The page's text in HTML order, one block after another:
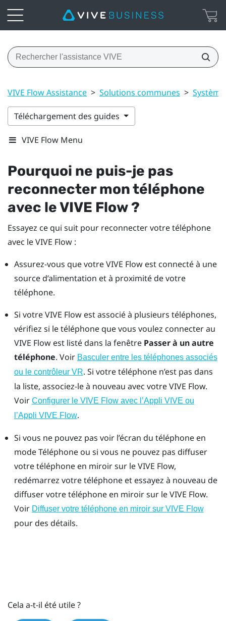
VIVE Flow Assistance > Solutions communes > Système
Téléchargement des guides
VIVE Flow Menu
Pourquoi ne puis-je pas
reconnecter mon téléphone
avec leVIVE Flow?
Essayez ce qui suit pour reconnecter votre téléphone
avec leVIVE Flow :
Assurez-vous que votreVIVE Flowest connecté à une
source d’alimentation et à proximité de votre
téléphone.
Si votreVIVE Flowest associé à plusieurs téléphones,
vérifiez si le téléphone que vous voulez connecter au
VIVE Flowest listé dans la fenêtre Passer à un autre
téléphone. Voir Basculer entre les téléphones associés
ou le contrôleur VR. Si votre téléphone n’est pas dans
la liste, associez-le à nouveau avec votreVIVE Flow.
Voir Configurer le VIVE Flow avec l’Appli VIVE ou
l’Appli VIVE Flow.
Si vous ne pouvez pas voir l’écran du téléphone en
mode Téléphone ou si vous ne pouvez pas diffuser
votre téléphone en miroir sur leVIVE Flow,
redémarrez votre téléphone et essayez à nouveau de
diffuser votre téléphone en miroir sur leVIVE Flow.
Voir Diffuser votre téléphone en miroir sur VIVE Flow
pour des détails.
Cela a-t-il été utile ?